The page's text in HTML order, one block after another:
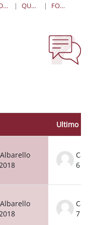
28. DIDATTICA DELLA LETTERATURA ITALIANA QUANDO E DOVE FORUM NEWS
Ultimo
6
7